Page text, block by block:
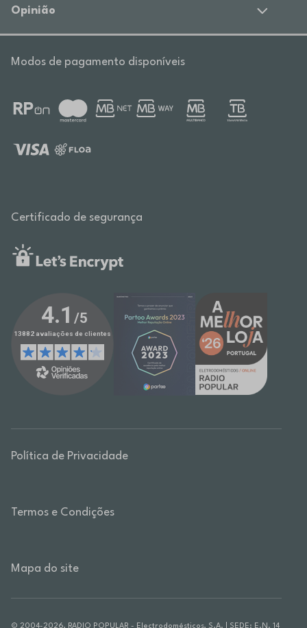
Opinião
Modos de pagamento disponíveis
Certificado de segurança
Política de Privacidade
Termos e Condições
Mapa do site
© 2004-2026, RADIO POPULAR - Electrodomésticos, S.A. | SEDE: E.N. 14